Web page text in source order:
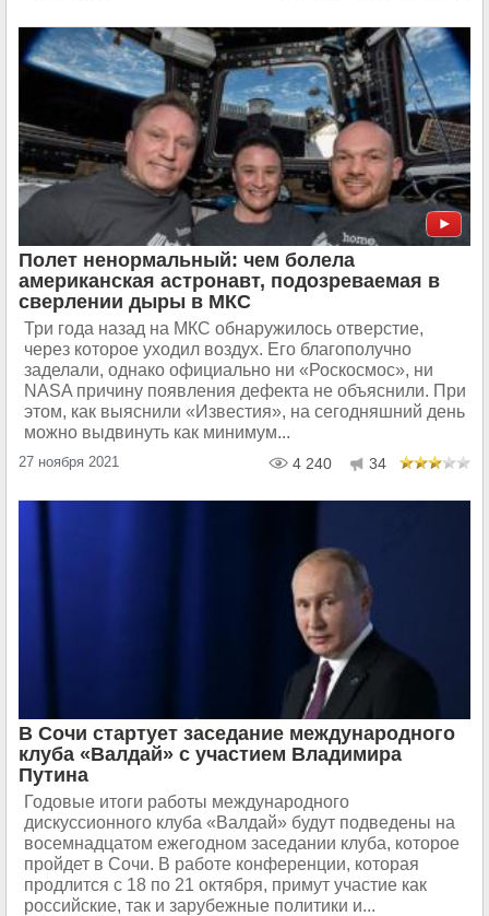
Полет ненормальный: чем болела
американская астронавт, подозреваемая в
сверлении дыры в МКС
Три года назад на МКС обнаружилось отверстие,
через которое уходил воздух. Его благополучно
заделали, однако официально ни «Роскосмос», ни
NASA причину появления дефекта не объяснили. При
этом, как выяснили «Известия», на сегодняшний день
можно выдвинуть как минимум...
27 ноября 2021 4 240 34
В Сочи стартует заседание международного
клуба «Валдай» с участием Владимира
Путина
Годовые итоги работы международного
дискуссионного клуба «Валдай» будут подведены на
восемнадцатом ежегодном заседании клуба, которое
пройдет в Сочи. В работе конференции, которая
продлится с 18 по 21 октября, примут участие как
российские, так и зарубежные политики и...